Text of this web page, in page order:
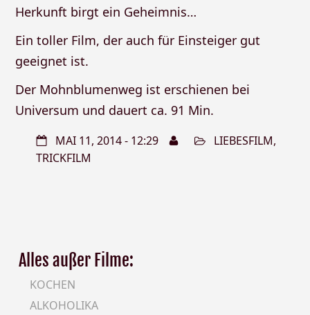
Herkunft birgt ein Geheimnis…
Ein toller Film, der auch für Einsteiger gut
geeignet ist.
Der Mohnblumenweg ist erschienen bei
Universum und dauert ca. 91 Min.
MAI 11, 2014 - 12:29 LIEBESFILM,
TRICKFILM
Alles außer Filme:
KOCHEN
ALKOHOLIKA